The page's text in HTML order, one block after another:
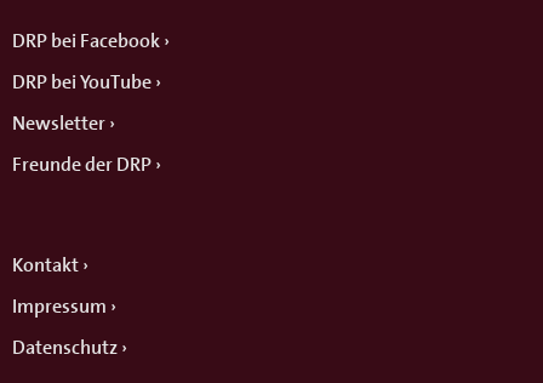
DRP bei Facebook
DRP bei YouTube
Newsletter
Freunde der DRP
Kontakt
Impressum
Datenschutz